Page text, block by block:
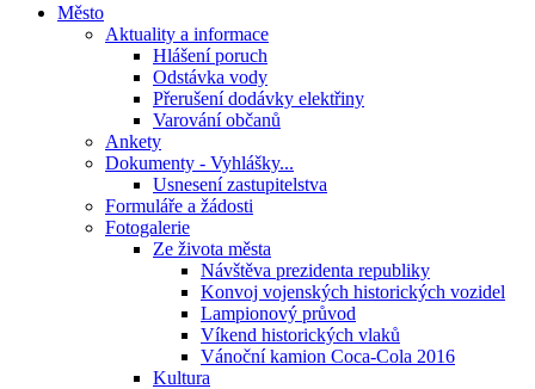
Město
Aktuality a informace
Hlášení poruch
Odstávka vody
Přerušení dodávky elektřiny
Varování občanů
Ankety
Dokumenty - Vyhlášky...
Usnesení zastupitelstva
Formuláře a žádosti
Fotogalerie
Ze života města
Návštěva prezidenta republiky
Konvoj vojenských historických vozidel
Lampionový průvod
Víkend historických vlaků
Vánoční kamion Coca-Cola 2016
Kultura